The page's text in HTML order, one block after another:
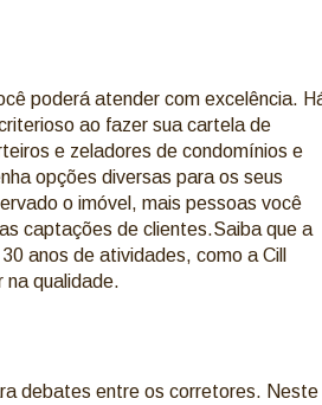
poderá atender com excelência.
ao fazer sua cartela de
e zeladores de condomínios e
opções diversas para os seus
o imóvel, mais pessoas você
captações de clientes.Saiba que a
anos de atividades, como a Cill
na qualidade.
debates entre os corretores. Neste